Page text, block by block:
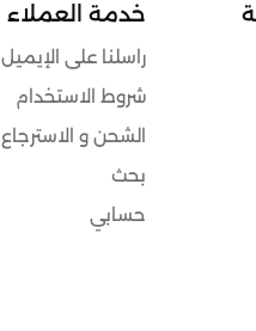
خدمة العملاء
راسلنا على الإيميل
شروط الاستخدام
الشحن و الاسترجاع
بحث
حسابي